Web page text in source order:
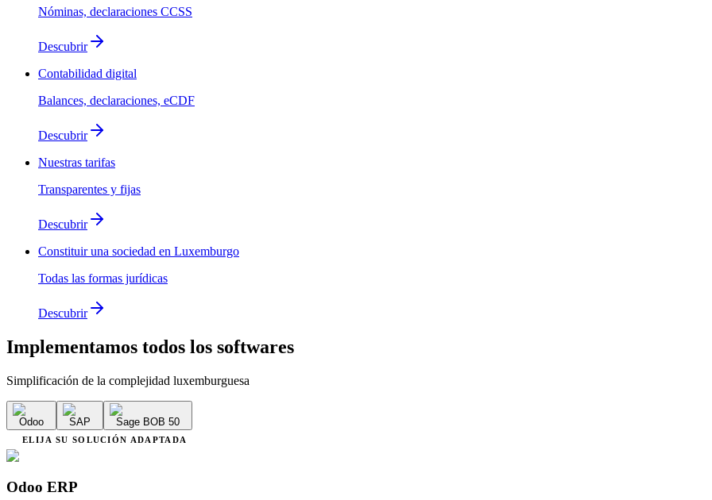
Nóminas, declaraciones CCSS
Descubrir
Contabilidad digital
Balances, declaraciones, eCDF
Descubrir
Nuestras tarifas
Transparentes y fijas
Descubrir
Constituir una sociedad en Luxemburgo
Todas las formas jurídicas
Descubrir
Implementamos todos los softwares
Simplificación de la complejidad luxemburguesa
Odoo SAP Sage BOB 50
ELIJA SU SOLUCIÓN ADAPTADA
Odoo ERP